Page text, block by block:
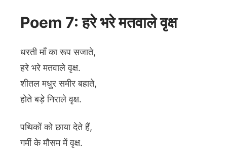
Poem 7: हरे भरे मतवाले वृक्ष
धरती माँ का रूप सजाते,
हरे भरे मतवाले वृक्ष.
शीतल मधुर समीर बहाते,
होते बड़े निराले वृक्ष.
पथिकों को छाया देते हैं,
गर्मी के मौसम में वृक्ष.